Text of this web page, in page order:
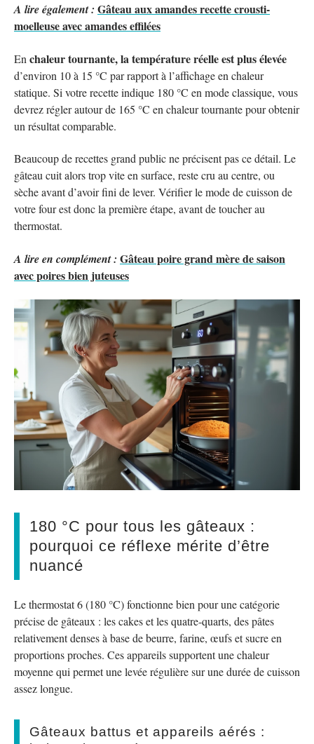
A lire également : Gâteau aux amandes recette crousti-
moelleuse avec amandes effilées
En chaleur tournante, la température réelle est plus élevée
d’environ 10 à 15 °C par rapport à l’affichage en chaleur
statique. Si votre recette indique 180 °C en mode classique, vous
devrez régler autour de 165 °C en chaleur tournante pour obtenir
un résultat comparable.
Beaucoup de recettes grand public ne précisent pas ce détail. Le
gâteau cuit alors trop vite en surface, reste cru au centre, ou
sèche avant d’avoir fini de lever. Vérifier le mode de cuisson de
votre four est donc la première étape, avant de toucher au
thermostat.
A lire en complément : Gâteau poire grand mère de saison
avec poires bien juteuses
180 °C pour tous les gâteaux :
pourquoi ce réflexe mérite d’être
nuancé
Le thermostat 6 (180 °C) fonctionne bien pour une catégorie
précise de gâteaux : les cakes et les quatre-quarts, des pâtes
relativement denses à base de beurre, farine, œufs et sucre en
proportions proches. Ces appareils supportent une chaleur
moyenne qui permet une levée régulière sur une durée de cuisson
assez longue.
Gâteaux battus et appareils aérés :